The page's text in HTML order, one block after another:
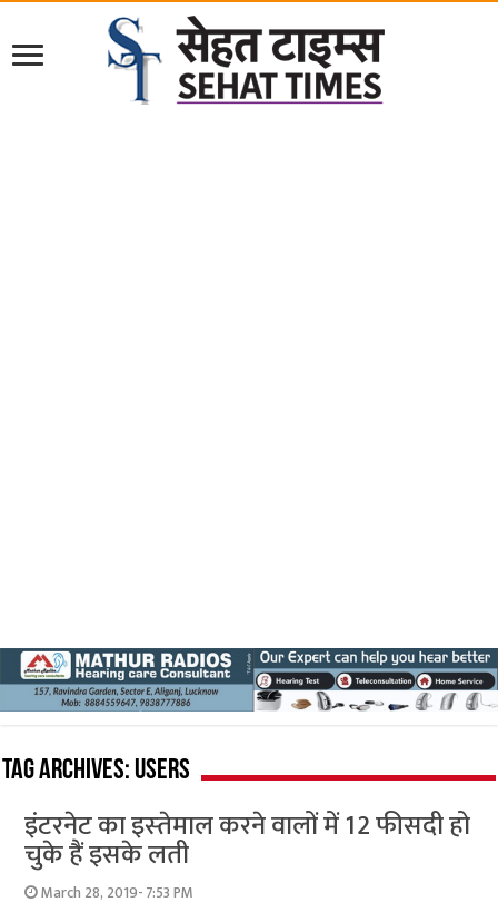
Tag Archives: users
इंटरनेट का इस्‍तेमाल करने वालों में 12 फीसदी हो
चुके हैं इसके लती
March 28, 2019- 7:53 PM